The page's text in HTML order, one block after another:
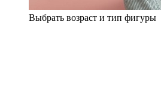
Выбрать возраст и тип фигуры